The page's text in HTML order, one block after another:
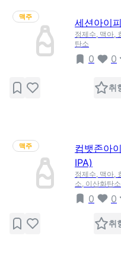
맥주
세션아이
정제수, 맥아,
탄소
0 0
취
맥주
컴뱃존아
IPA)
정제수, 맥아,
소, 이산화탄소
0 0
취